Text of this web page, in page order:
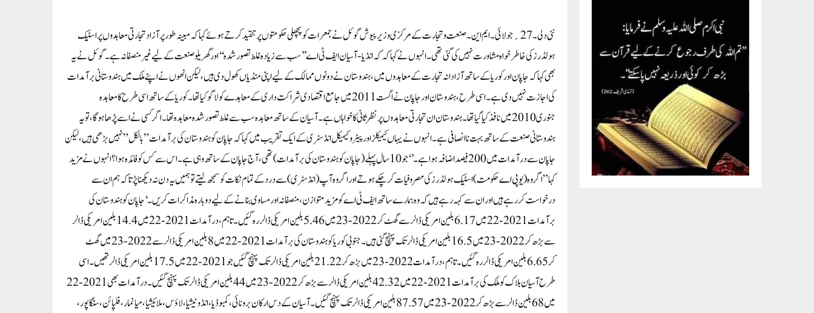
نئی دلی۔ 27؍ جولائی۔ ایم این۔ صنعت و تجارت کے مرکزی وزیر پیوش گوئل نے جمعرات کو پچھلی حکومتوں پر تنقید کرتے ہوئے کہا کہ مبینہ طور پر آزاد تجارتی معاہدوں پر اسٹیک
ہولڈرز کی خاطر خواہ مشاورت نہیں کی گئی تھی۔ انہوں نے کہا کہ کہ انڈیا-آسیان ایف ٹی اے ’’سب سے زیادہ غلط تصور شدہ‘‘ اور گھریلو صنعت کے لیے غیر منصفانہ ہے۔گوئل نے یہ
بھی کہا کہ جاپان اور کوریا کے ساتھ آزادانہ تجارت کے معاہدوں میں، ہندوستان نے دونوں ممالک کے لیے اپنی منڈیاں کھول دی ہیں، لیکن انھوں نے اپنے ملک میں ہندوستانی برآمدات
کی اجازت نہیں دی ہے۔اسی طرح، ہندوستان اور جاپان نے اگست 2011 میں جامع اقتصادی شراکت داری کے معاہدے کو لاگو کیا تھا۔ کوریا کے ساتھ اسی طرح کا معاہدہ
جنوری 2010 میں نافذ کیا گیا تھا۔ہندوستان ان تجارتی معاہدوں پر نظرثانی کا خواہاں ہے۔ آسیان کے ساتھ معاہدہ سب سے غلط تصور شدہ معاہدہ تھا۔ اگر کسی نے اسے پڑھا ہوگا، تو یہ
ہندوستانی صنعت کے ساتھ بہت ناانصافی ہے۔ انہوں نے یہاں کیمیکلز اور پیٹرو کیمیکل انڈسٹری کے ایک تقریب میں کہاکہ جاپان کو ہندوستان کی برآمدات ”بالکل” نہیں بڑھی ہیں، لیکن
جاپان سے درآمدات میں 200 فیصد اضافہ ہوا ہے۔’ ‘جو 10 سال پہلے (جاپان کو ہندوستان کی برآمدات) تھی، آج جاپان کے ساتھ وہی ہے ۔ اس سے کس کو فائدہ ہوا؟ انہوں نے مزید
کہا ”اگر وہ (یو پی اے حکومت) اسٹیک ہولڈرز کی مصروفیات کر چکے ہوتے اور اگر وہ آپ (انڈسٹری) سے درد کے تمام نکات کو سمجھ لیتے تو ہمیں یہ دن نہ دیکھنا پڑتا کہ ہم ان سے
درخواست کر رہے ہیں اور ان سے کہہ رہے ہیں کہ وہ ہمارے ساتھ ایف ٹی اے کو مزید متوازن، منصفانہ اور مساوی بنانے کے لیے دوبارہ مذاکرات کریں۔ ‘ جاپان کو ہندوستان کی
برآمدات 2021-22 میں 6.17 بلین امریکی ڈالر سے گھٹ کر 2022-23 میں 5.46 بلین امریکی ڈالر رہ گئیں۔ تاہم، درآمدات 2021-22 میں 14.4 بلین امریکی ڈالر
سے بڑھ کر 2022-23 میں 16.5 بلین امریکی ڈالر تک پہنچ گئی ہیں۔جنوبی کوریا کو ہندوستان کی برآمدات 2021-22 میں 8 بلین امریکی ڈالر سے 2022-23 میں گھٹ
کر 6.65 بلین امریکی ڈالر رہ گئیں۔ تاہم، درآمدات 2022-23 میں بڑھ کر 21.22 بلین امریکی ڈالر تک پہنچ گئیں جو 2021-22 میں 17.5 بلین امریکی ڈالر تھیں۔اسی
طرح آسیان بلاک کو ملک کی برآمدات 2021-22 میں 42.32 بلین امریکی ڈالر سے بڑھ کر 2022-23 میں 44 بلین امریکی ڈالر تک پہنچ گئیں۔ درآمدات بھی 2021-22
میں 68 بلین ڈالر سے بڑھ کر 2022-23 میں 87.57 بلین امریکی ڈالر تک پہنچ گئیں۔آسیان کے دس ارکان برونائی، کمبوڈیا، انڈونیشیا، لاؤس، ملائیشیا، میانمار، فلپائن، سنگاپور،